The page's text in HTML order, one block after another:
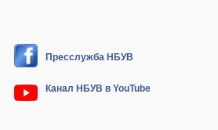
Пресслужба НБУВ
Канал НБУВ в YouTube